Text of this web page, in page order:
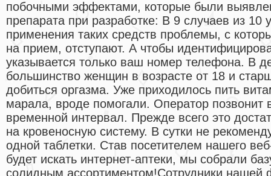
побочными эффектами, которые были
препарата при разработке: В 9 случаев из 10
применения таких средств проблемы, с
на прием, отступают. А чтобы
указывается только ваш номер телефона. В
большинство женщин в возрасте от 18 и
добиться оргазма. Уже приходилось пить
марала, вроде помогали. Оператор позвонит
временной интервал. Прежде всего это
на кровеносную систему. В сутки не
одной таблетки. Став посетителем нашего
будет искать интернет-аптеки, мы собрали
солидным ассортиментом!Cотрудники нашей